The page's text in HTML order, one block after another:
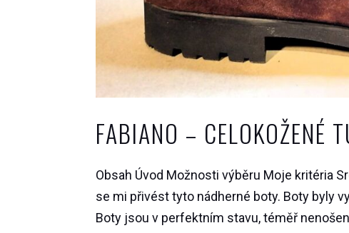
FABIANO – CELOKOŽENÉ
Obsah Úvod Možnosti výběru Moje kritéria
se mi přivést tyto nádherné boty. Boty byly
Boty jsou v perfektním stavu, téměř